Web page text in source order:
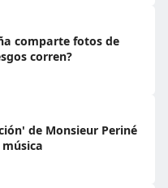
comparte fotos de
corren?
de Monsieur Periné